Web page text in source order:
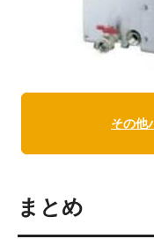
その他
まとめ